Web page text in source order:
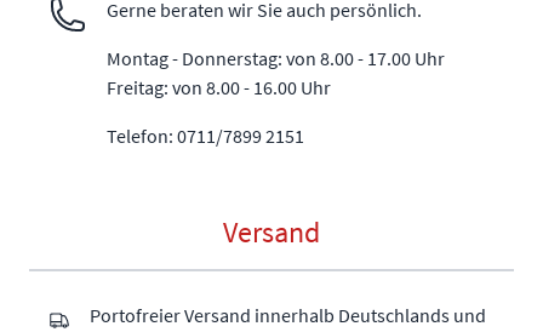
Gerne beraten wir Sie auch persönlich.
Montag - Donnerstag: von 8.00 - 17.00 Uhr
Freitag: von 8.00 - 16.00 Uhr
Telefon: 0711/7899 2151
Versand
Portofreier Versand innerhalb Deutschlands und